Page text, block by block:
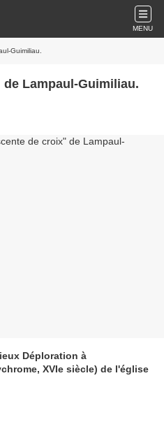
MENU
Guimiliau.
Lampaul-Guimiliau.
Déploration à
XVIe siècle) de l'église